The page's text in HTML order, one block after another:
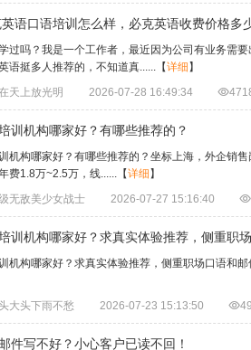
语口语培训怎么样，必克英语收费价格多
过吗？我是一个工作者，最近因为公司有业务需
语挺多人推荐的，不知道真...... 【详细 】
天上放光明
2026-07-28 16:49:34 
训机构哪家好？有哪些推荐的？
机构哪家好？有哪些推荐的？坐标上海，外企销
费1.8万~2.5万，线...... 【详细 】
无敌美少女战士
2026-07-27 15:16:40 
训机构哪家好？求真实体验推荐，侧重职
机构哪家好？求真实体验推荐，侧重职场口语和
大头下雨不愁
2026-07-23 15:13:50 
件写不好？小心客户已读不回！